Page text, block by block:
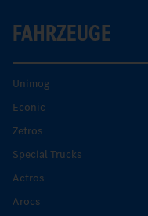
FAHRZEUGE
Unimog
Econic
Zetros
Special Trucks
Actros
Arocs